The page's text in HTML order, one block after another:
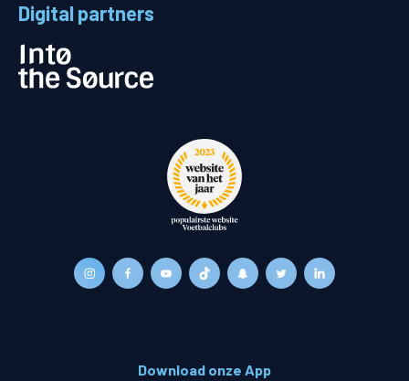
Digital partners
Download onze App